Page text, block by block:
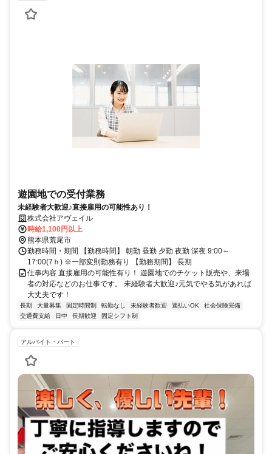
遊園地での受付業務
未経験者大歓迎♪直接雇用の可能性あり！
株式会社アヴェイル
時給1,100円以上
熊本県荒尾市
勤務時間・期間 【勤務時間】 朝勤 昼勤 夕勤 夜勤 深夜 9:00～
17:00(7ｈ) ※一部変則勤務有り 【勤務期間】 長期
仕事内容 直接雇用の可能性有り！ 遊園地でのチケット販売や、来場
者の対応などのお仕事です。 未経験者大歓迎♪元気でやる気があれば
大丈夫です！
長期 大量募集 固定時間制 転勤なし 未経験者歓迎 週払いOK
社会保険完備
交通費支給
日中 長期歓迎 固定シフト制
アルバイト・パート